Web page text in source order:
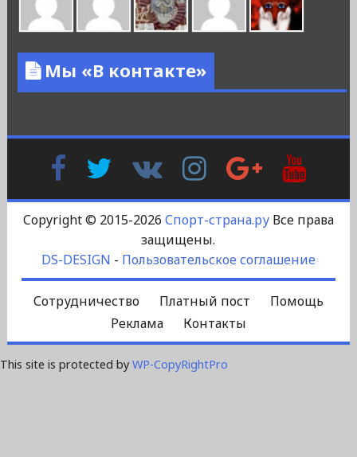
Мы «В контакте»
FacebookTwitter
Контакте
InstagramGoogle
Plus
Copyright © 2015-2026 Спорт-страна.руВсе права
защищены.
DS-DESIGN - Пользовательское соглашение
Сотрудничество Платный пост
Помощь
Реклама
Контакты
This site is protected by WP-CopyRightPro